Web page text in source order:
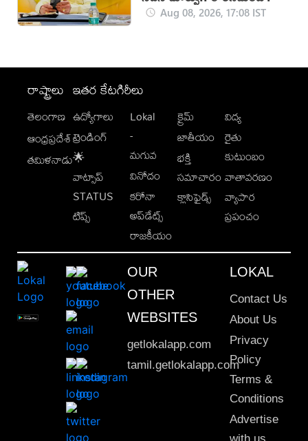
Aug 08, 2026, 17:08 IST
రాష్ట్రాలు
తెలంగాణ
ఆంధ్రప్రదేశ్
తమిళనాడు
ఇతర కేటగిరీలు
ఉద్యోగాలు
ట్రెండింగ్
🌟
వాట్సాప్
STATUS
టిప్స్
Lokal
-
మగువ
వినోదం
కరోనా
అప్‌డేట్స్
రాజకీయం
క్రైమ్
జాతీయం
భక్తి
సమాచారం
క్లాసిఫైడ్స్
విద్య
రైతు
కుటుంబం
వాతావరణం
వ్యాపార
ప్రపంచం
OUR
OTHER
WEBSITES
getlokalapp.com
tamil.getlokalapp.com
LOKAL
Contact Us
About Us
Privacy
Policy
Terms &
Conditions
Advertise